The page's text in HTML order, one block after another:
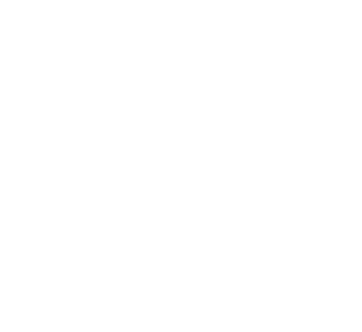
mines
artistiques et les travaux
commencer ?
une gamme exceptionnelle de résines